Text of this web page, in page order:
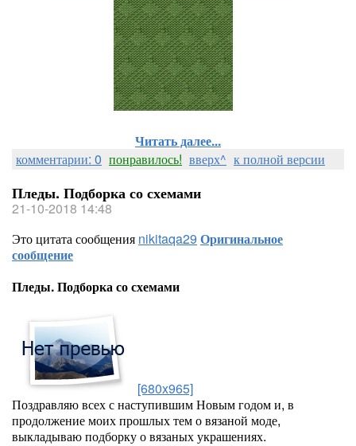
Читать далее...
комментарии: 0 понравилось! вверх^ к полной версии
Пледы. Подборка со схемами
21-10-2018 14:48
Это цитата сообщения nikitaqa29 Оригинальное
сообщение
Пледы. Подборка со схемами
[680x965]
Поздравляю всех с наступившим Новым годом и, в
продолжение моих прошлых тем о вязаной моде,
выкладываю подборку о вязаных украшениях.